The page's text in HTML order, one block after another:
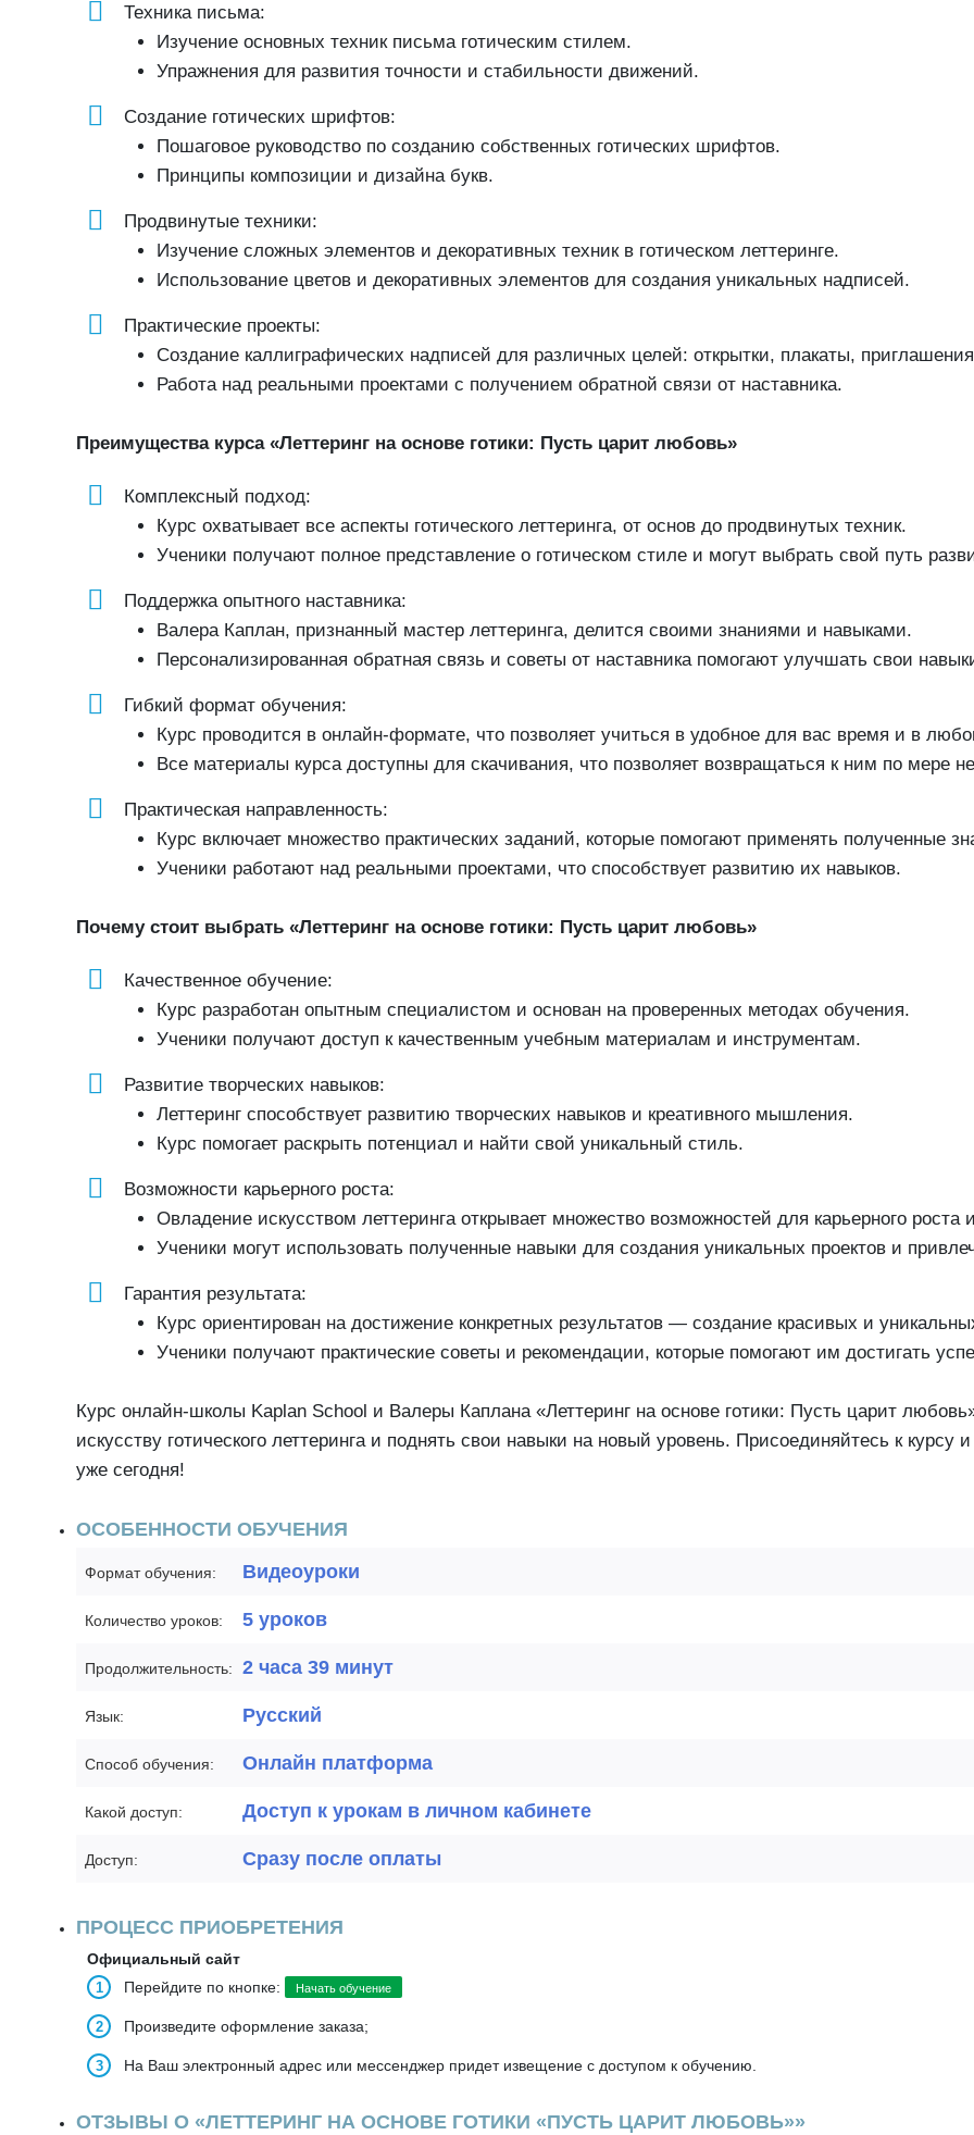
Техника письма:
Изучение основных техник письма готическим стилем.
Упражнения для развития точности и стабильности движений.
Создание готических шрифтов:
Пошаговое руководство по созданию собственных готических шрифтов.
Принципы композиции и дизайна букв.
Продвинутые техники:
Изучение сложных элементов и декоративных техник в готическом леттеринге.
Использование цветов и декоративных элементов для создания уникальных надписей.
Практические проекты:
Создание каллиграфических надписей для различных целей: открытки, плакаты,
Работа над реальными проектами с получением обратной связи от наставника.
Преимущества курса «Леттеринг на основе готики: Пусть царит любовь»
Комплексный подход:
Курс охватывает все аспекты готического леттеринга, от основ до продвинутых техник.
Ученики получают полное представление о готическом стиле и могут выбрать свой путь
Поддержка опытного наставника:
Валера Каплан, признанный мастер леттеринга, делится своими знаниями и навыками.
Персонализированная обратная связь и советы от наставника помогают улучшать свои
Гибкий формат обучения:
Курс проводится в онлайн-формате, что позволяет учиться в удобное для вас время и в
Все материалы курса доступны для скачивания, что позволяет возвращаться к ним по мере
Практическая направленность:
Курс включает множество практических заданий, которые помогают применять полученные
Ученики работают над реальными проектами, что способствует развитию их навыков.
Почему стоит выбрать «Леттеринг на основе готики: Пусть царит любовь»
Качественное обучение:
Курс разработан опытным специалистом и основан на проверенных методах обучения.
Ученики получают доступ к качественным учебным материалам и инструментам.
Развитие творческих навыков:
Леттеринг способствует развитию творческих навыков и креативного мышления.
Курс помогает раскрыть потенциал и найти свой уникальный стиль.
Возможности карьерного роста:
Овладение искусством леттеринга открывает множество возможностей для карьерного роста
Ученики могут использовать полученные навыки для создания уникальных проектов и
Гарантия результата:
Курс ориентирован на достижение конкретных результатов — создание красивых и
Ученики получают практические советы и рекомендации, которые помогают им достигать
Курс онлайн-школы Kaplan School и Валеры Каплана «Леттеринг на основе готики: Пусть царит
искусству готического леттеринга и поднять свои навыки на новый уровень. Присоединяйтесь к
уже сегодня!
ОСОБЕННОСТИ ОБУЧЕНИЯ
Формат обучения: Видеоуроки
Количество уроков: 5 уроков
Продолжительность: 2 часа 39 минут
Язык: Русский
Способ обучения: Онлайн платформа
Какой доступ: Доступ к урокам в личном кабинете
Доступ: Сразу после оплаты
ПРОЦЕСС ПРИОБРЕТЕНИЯ
Официальный сайт
Перейдите по кнопке:
Начать обучение
Произведите оформление заказа;
На Ваш электронный адрес или мессенджер придет извещение с доступом к обучению.
ОТЗЫВЫ О «ЛЕТТЕРИНГ НА ОСНОВЕ ГОТИКИ «ПУСТЬ ЦАРИТ ЛЮБОВЬ»»